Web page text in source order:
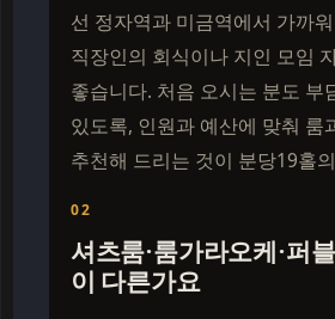
선 정자역과 미금역에서 가까워
직장인의 회식이나 지인 모임
좋습니다. 처음 오시는 분도 부
있도록, 인원과 예산에 맞춰 룸
추천해 드리는 것이 분당19홀
02
셔츠룸·룸가라오케·퍼
이 다른가요